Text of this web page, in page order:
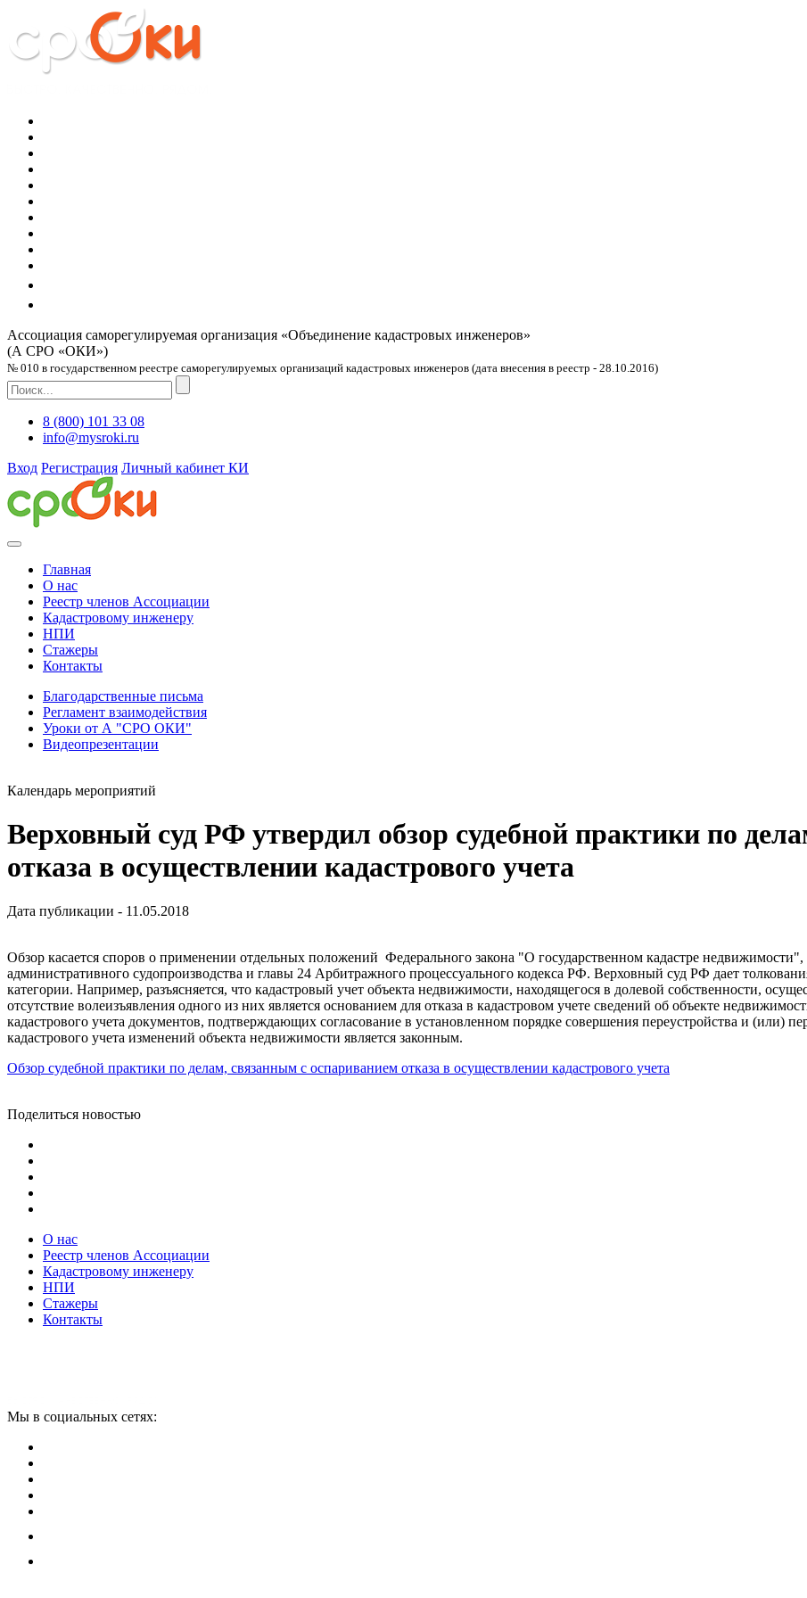
Ассоциация саморегулируемая организация «Объединение кадастровых инженеров»
(А СРО «ОКИ»)
№ 010 в государственном реестре саморегулируемых организаций кадастровых инженеров (дата внесения в реестр - 28.10.2016)
8 (800) 101 33 08
info@mysroki.ru
Вход Регистрация Личный кабинет КИ
Главная
О нас
Реестр членов Ассоциации
Кадастровому инженеру
НПИ
Стажеры
Контакты
Благодарственные письма
Регламент взаимодействия
Уроки от А "СРО ОКИ"
Видеопрезентации
Календарь мероприятий
Верховный суд РФ утвердил обзор судебной практики по
отказа в осуществлении кадастрового учета
Дата публикации - 11.05.2018
Обзор касается споров о применении отдельных положений Федерального закона "О государственном кадастре
административного судопроизводства и главы 24 Арбитражного процессуального кодекса РФ. Верховный суд РФ дает
категории. Например, разъясняется, что кадастровый учет объекта недвижимости, находящегося в долевой собственности,
отсутствие волеизъявления одного из них является основанием для отказа в кадастровом учете сведений об объекте
кадастрового учета документов, подтверждающих согласование в установленном порядке совершения переустройства и (или)
кадастрового учета изменений объекта недвижимости является законным.
Обзор судебной практики по делам, связанным с оспариванием отказа в осуществлении кадастрового учета
Поделиться новостью
О нас
Реестр членов Ассоциации
Кадастровому инженеру
НПИ
Стажеры
Контакты
Мы в социальных сетях: